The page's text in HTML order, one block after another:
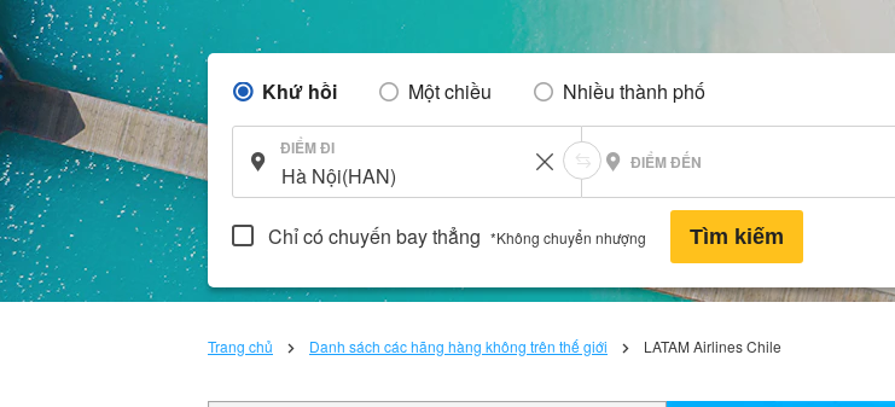
Khứ hồi Một chiều Nhiều thành phố
ĐIỂM ĐI
ĐIỂM ĐẾN
Chỉ có chuyến bay thẳng *Không chuyển nhượng Tìm kiếm
Trang chủ Danh sách các hãng hàng không trên thế giới LATAM Airlines Chile